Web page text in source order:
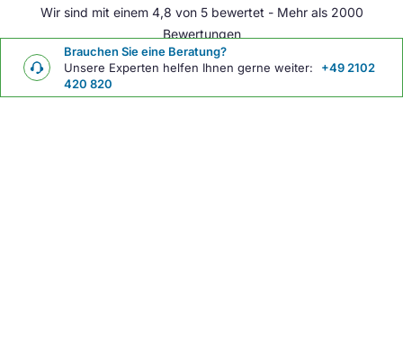
Brauchen Sie eine Beratung?
Unsere Experten helfen Ihnen gerne weiter:
+49 2102
420 820
Wir sind mit einem 4,8 von 5 bewertet - Mehr als 2000
Bewertungen